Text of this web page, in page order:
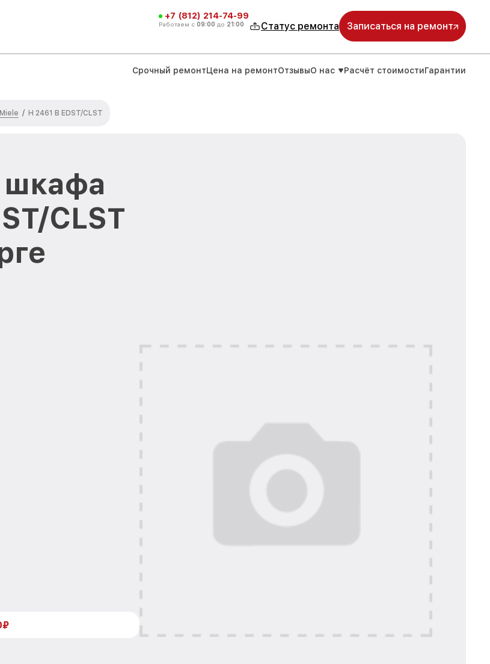
+7 (812) 214-74-99
Работаем с 09:00 до 21:00 Статус ремонта Записаться на ремонт
Срочный ремонтЦена на ремонтОтзывыО нас Расчёт стоимостиГарантии
/ H 2461 B EDST/CLST
шкафа
CLST